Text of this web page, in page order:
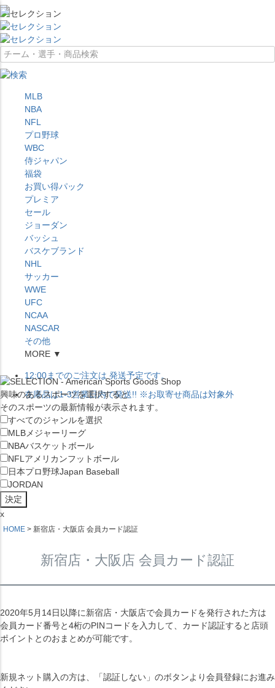
MLB
NBA
NFL
プロ野球
WBC
侍ジャパン
福袋
お買い得パック
プレミア
セール
ジョーダン
バッシュ
バスケブランド
NHL
サッカー
WWE
UFC
NCAA
NASCAR
その他
MORE ▼
12:00までのご注文は 発送予定です。
在庫品は1-3営業日内で発送!! ※お取寄せ商品は対象外
興味のあるスポーツを選択すると
そのスポーツの最新情報が表示されます。
すべてのジャンルを選択
MLB メジャーリーグ
NBAバスケットボール
NFL アメリカンフットボール
日本プロ野球Japan Baseball
JORDAN
x
HOME 新宿店・大阪店 会員カード認証
新宿店・大阪店 会員カード認証
2020年5月14日以降に新宿店・大阪店で会員カードを発行された方は
会員カード番号と4桁のPINコードを入力して、カード認証すると店頭
ポイントとのおまとめが可能です。
新規ネット購入の方は、「認証しない」のボタンより会員登録にお進み